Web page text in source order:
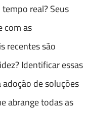
real? Seus
com as
recentes são
Identificar essas
de soluções
abrange todas as